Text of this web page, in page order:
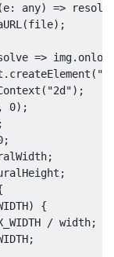
(e: any) =>
(file);
=> img.
. createElement (
( "2d");
, 0);
;
;
;
;
)
{
/ width;
;